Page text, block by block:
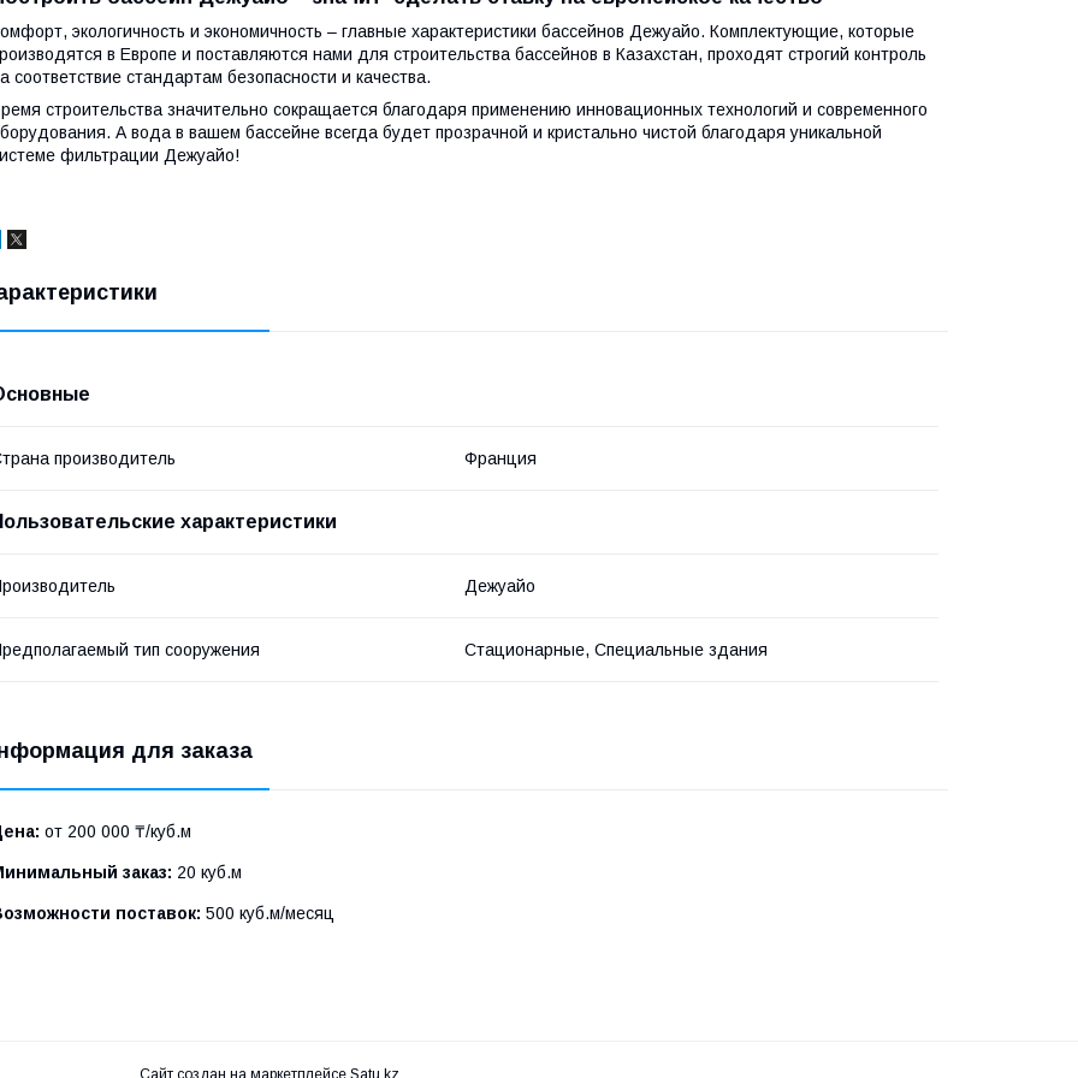
экологичность и экономичность – главные характеристики бассейнов Дежуайо. Комплектующие, которые
в Европе и поставляются нами для строительства бассейнов в Казахстан, проходят строгий контроль
соответствие стандартам безопасности и качества.
строительства значительно сокращается благодаря применению инновационных технологий и современного
А вода в вашем бассейне всегда будет прозрачной и кристально чистой благодаря уникальной
фильтрации Дежуайо!
производитель Франция
характеристики
Дежуайо
тип сооружения Стационарные, Специальные здания
для заказа
от 200 000 ₸/куб.м
заказ: 20 куб.м
поставок: 500 куб.м/месяц